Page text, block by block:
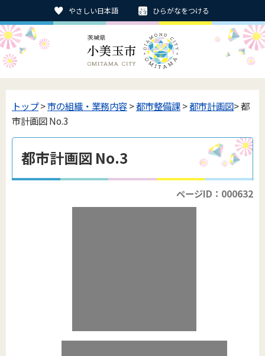
やさしい日本語 ひらがなをつける
トップ>市の組織・業務内容>都市整備課>都市計画図> 都
市計画図 No.3
都市計画図 No.3
ページID：000632